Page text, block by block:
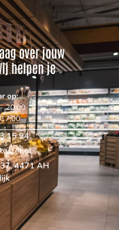
over jouw
helpen je
op:
20:00
15 94
4471 AH